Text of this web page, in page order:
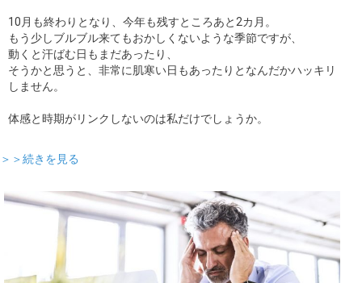
10月も終わりとなり、今年も残すところあと2カ月。
もう少しブルブル来てもおかしくないような季節ですが、
動くと汗ばむ日もまだあったり、
そうかと思うと、非常に肌寒い日もあったりとなんだかハッキリ
しません。
体感と時期がリンクしないのは私だけでしょうか。
＞＞続きを見る